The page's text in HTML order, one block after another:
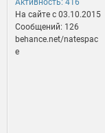
Активность: 416
На сайте c 03.10.2015
Сообщений: 126
behance.net/natespac
e